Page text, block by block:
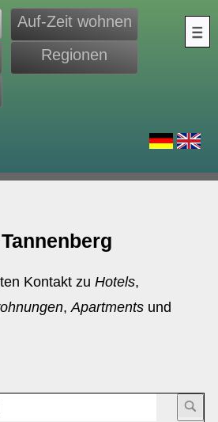
Auf-Zeit wohnen
Regionen
Kontakt zuHotels,
,Apartments und